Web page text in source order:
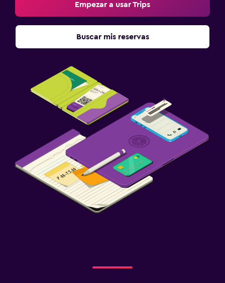
Empezar a usar Trips
Buscar mis reservas